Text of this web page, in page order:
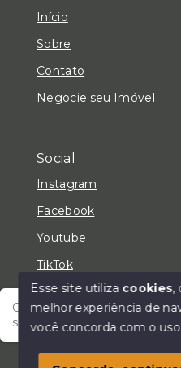
Olá! Fale com um de
seu lar!
Início
Sobre
Contato
Negocie seu Imóvel
Social
Instagram
Facebook
Youtube
TikTok
© Copyright 2026 - LC
Esse site utiliza cookies,
melhor experiência de
você concorda com o